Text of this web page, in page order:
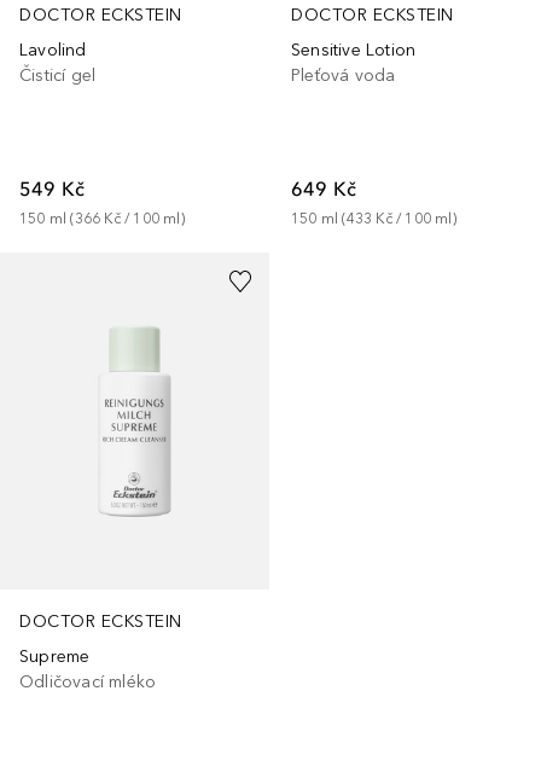
DOCTOR ECKSTEIN
Lavolind
Čisticí gel
549 Kč
150 ml (366 Kč / 100 ml )
DOCTOR ECKSTEIN
Sensitive Lotion
Pleťová voda
649 Kč
150 ml (433 Kč / 100 ml )
DOCTOR ECKSTEIN
Supreme
Odličovací mléko